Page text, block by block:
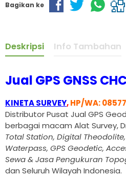
Bagikan ke
Deskripsi Info Tambahan
Jual GPS GNSS
KINETA SURVEY,HP/WA:
Distributor Pusat Jual GPS
berbagai macam Alat Survey,
Total Station, Digital
Waterpass, GPS Geodetic,
Sewa & Jasa Pengukuran
dan Seluruh Wilayah Indonesia.